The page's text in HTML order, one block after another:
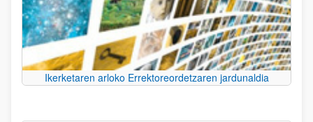
Ikerketaren arloko Errektoreordetzaren jardunaldia